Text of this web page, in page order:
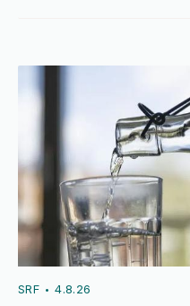
SRF •4.8.26